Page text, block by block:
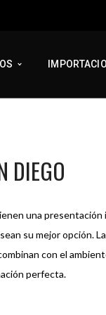
DIEGO
una
su mejor opción.
con el
perfecta.